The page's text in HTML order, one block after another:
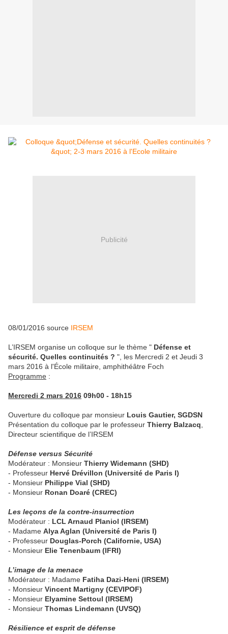
Publicité
08/01/2016 source IRSEM
L’IRSEM organise un colloque sur le thème " Défense et
sécurité. Quelles continuités ? ", les Mercredi 2 et Jeudi 3
mars 2016 à l'École militaire, amphithéâtre Foch
Programme :
Mercredi 2 mars 2016 09h00 - 18h15
Ouverture du colloque par monsieur Louis Gautier, SGDSN
Présentation du colloque par le professeur Thierry Balzacq
Directeur scientifique de l’IRSEM
Défense versus Sécurité
Modérateur : Monsieur Thierry Widemann (SHD)
- Professeur Hervé Drévillon (Université de Paris I)
- Monsieur Philippe Vial (SHD)
- Monsieur Ronan Doaré (CREC)
Les leçons de la contre-insurrection
Modérateur : LCL Arnaud Planiol (IRSEM)
- Madame Alya Aglan (Université de Paris I)
- Professeur Douglas-Porch (Californie, USA)
- Monsieur Elie Tenenbaum (IFRI)
L’image de la menace
Modérateur : Madame Fatiha Dazi-Heni (IRSEM)
- Monsieur Vincent Martigny (CEVIPOF)
- Monsieur Elyamine Settoul (IRSEM)
- Monsieur Thomas Lindemann (UVSQ)
Résilience et esprit de défense